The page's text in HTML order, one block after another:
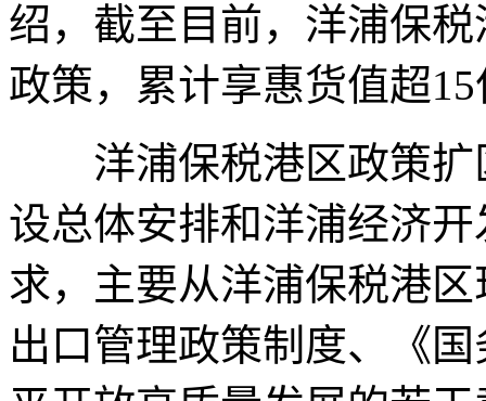
绍，截至目前，洋浦保
政策，累计享惠货值超
洋浦保税港区政策扩
设总体安排和洋浦经济
求，主要从洋浦保税港
出口管理政策制度、《